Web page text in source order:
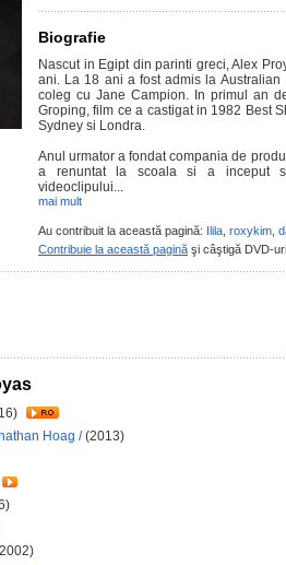
Biografie
Nascut in Egipt din parinti greci, Alex
ani. La 18 ani a fost admis la
coleg cu Jane Campion. In primul an
Groping, film ce a castigat in 1982 Best
Sydney si Londra.
Anul urmator a fondat compania de
a renuntat la scoala si a inceput
videoclipului...
mai mult
Au contribuit la această pagină: Ilila roxykim
Contribuie la această pagină şi câştigă DVD-
Hoag /(2013)